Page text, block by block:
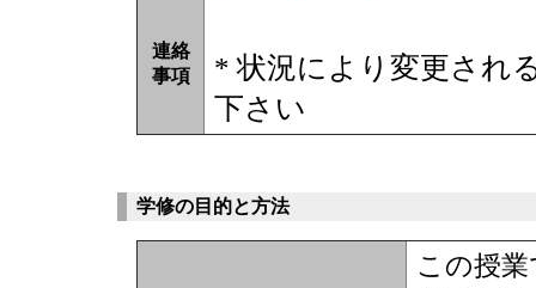
連絡
事項
* 状況により変更され
下さい
学修の目的と方法
この授